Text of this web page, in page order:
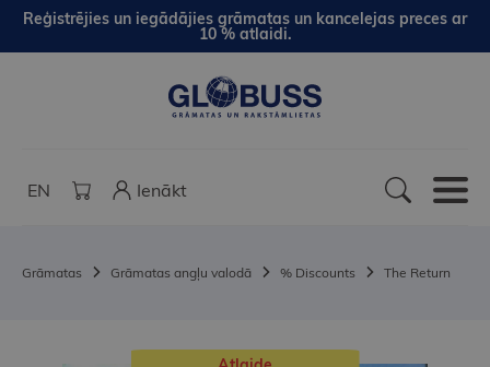
Reģistrējies un iegādājies grāmatas un kancelejas preces ar
10 % atlaidi.
EN Ienākt
Grāmatas Grāmatas angļu valodā % Discounts The Return